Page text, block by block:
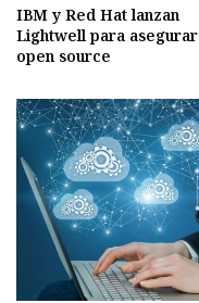
IBM y Red Hat lanzan
Lightwell para asegurar
open source